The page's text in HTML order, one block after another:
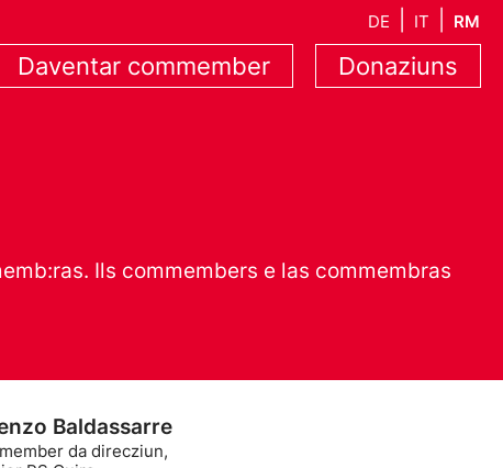
DE IT RM
Daventar commember Donaziuns
Ils commembers e las commembras
Baldassarre
da direcziun,